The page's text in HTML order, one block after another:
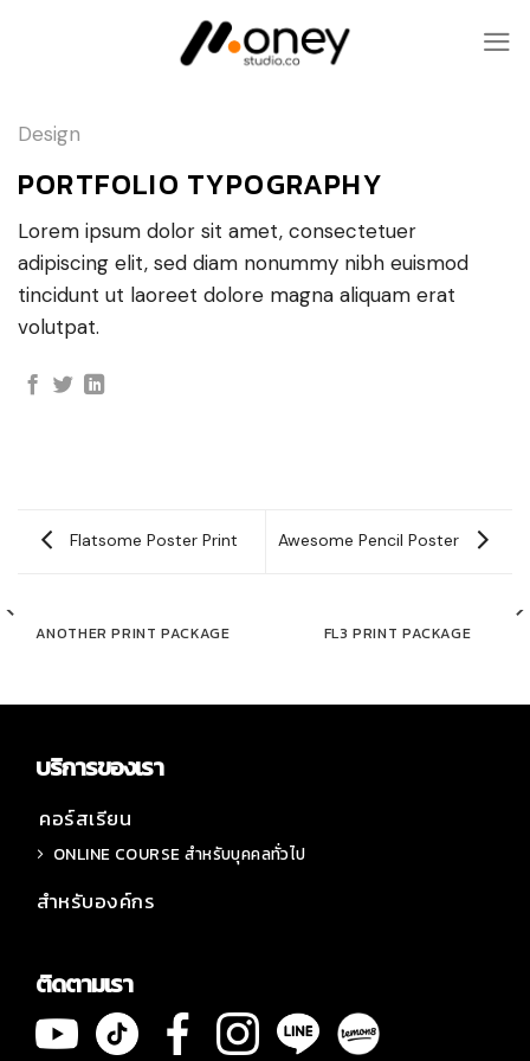
Design
PORTFOLIO TYPOGRAPHY
Lorem ipsum dolor sit amet, consectetuer
adipiscing elit, sed diam nonummy nibh euismod
tincidunt ut laoreet dolore magna aliquam erat
volutpat.
Flatsome Poster Print Awesome Pencil Poster
ANOTHER PRINT PACKAGE FL3 PRINT PACKAGE
บริการของเรา
คอร์สเรียน
ONLINE COURSE สำหรับบุคคลทั่วไป
สำหรับองค์กร
ติดตามเรา